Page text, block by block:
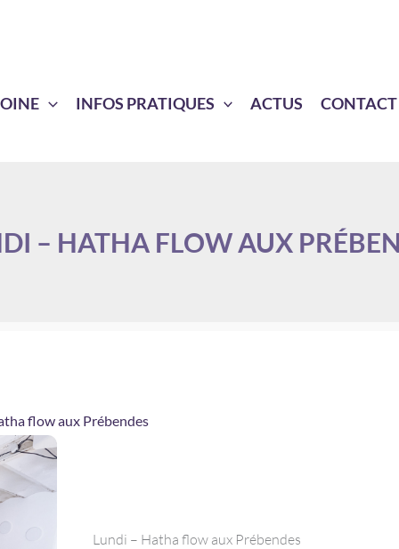
INFOS PRATIQUES ACTUS CONTACT
– HATHA FLOW AUX
flow aux Prébendes
Lundi – Hatha flow aux Prébendes